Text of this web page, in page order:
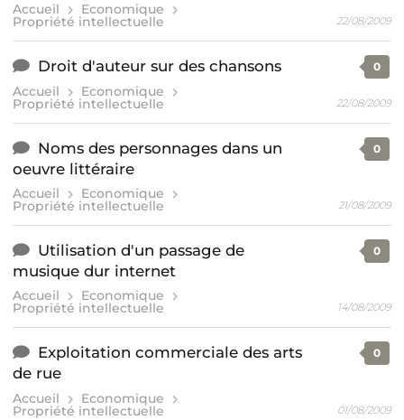
Accueil Economique
Propriété intellectuelle 22/08/2009
Droit d'auteur sur des chansons
Accueil Economique
Propriété intellectuelle
0
22/08/2009
Noms des personnages dans un
oeuvre littéraire
Accueil Economique
Propriété intellectuelle
0
21/08/2009
Utilisation d'un passage de
musique dur internet
Accueil Economique
Propriété intellectuelle
0
14/08/2009
Exploitation commerciale des arts
de rue
Accueil Economique
Propriété intellectuelle
0
01/08/2009